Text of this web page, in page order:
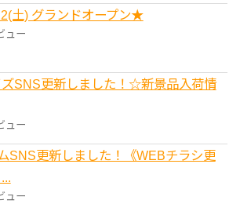
土) グランドオープン★
ュー
ズSNS更新しました！☆新景品入荷情
ュー
SNS更新しました！《WEBチラシ更
ュー